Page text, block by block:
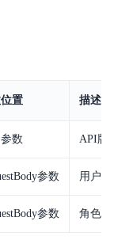
置 描述
数 API版
参数 用户
参数 角色